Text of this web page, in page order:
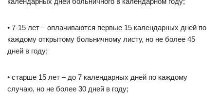
• 7-15 лет – оплачиваются первые 15 календарных дней по
каждому открытому больничному листу, но не более 45
дней в году;
• старше 15 лет – до 7 календарных дней по каждому
случаю, но не более 30 дней в году;